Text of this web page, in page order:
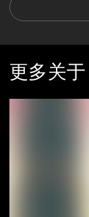
更多关于